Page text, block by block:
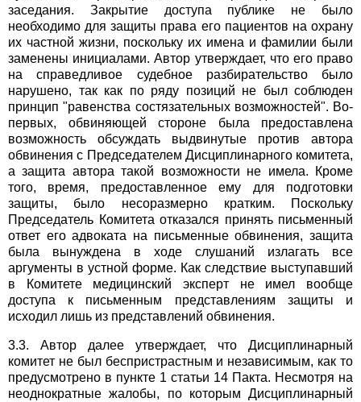
заседания. Закрытие доступа публике не было
необходимо для защиты права его пациентов на охрану
их частной жизни, поскольку их имена и фамилии были
заменены инициалами. Автор утверждает, что его право
на справедливое судебное разбирательство было
нарушено, так как по ряду позиций не был соблюден
принцип "равенства состязательных возможностей". Во-
первых, обвиняющей стороне была предоставлена
возможность обсуждать выдвинутые против автора
обвинения с Председателем Дисциплинарного комитета,
а защита автора такой возможности не имела. Кроме
того, время, предоставленное ему для подготовки
защиты, было несоразмерно кратким. Поскольку
Председатель Комитета отказался принять письменный
ответ его адвоката на письменные обвинения, защита
была вынуждена в ходе слушаний излагать все
аргументы в устной форме. Как следствие выступавший
в Комитете медицинский эксперт не имел вообще
доступа к письменным представлениям защиты и
исходил лишь из представлений обвинения.
3.3. Автор далее утверждает, что Дисциплинарный
комитет не был беспристрастным и независимым, как то
предусмотрено в пункте 1 статьи 14 Пакта. Несмотря на
неоднократные жалобы, по которым Дисциплинарный